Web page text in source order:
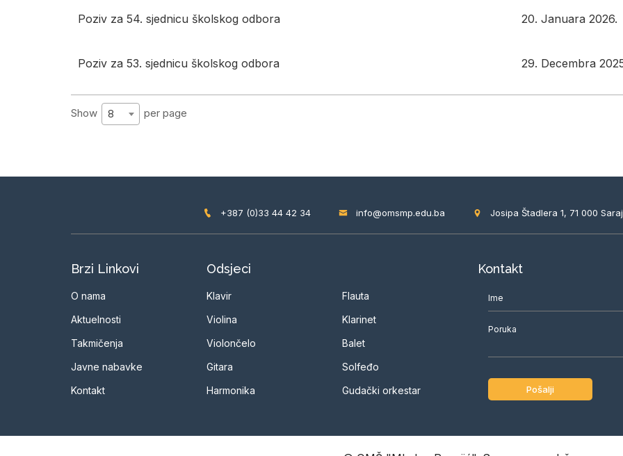
Poziv za 54. sjednicu školskog odbora 20. Januara 2026.
Poziv za 53. sjednicu školskog odbora 29. Decembra
Show 8 per page
+387 (0)33 44 42 34 info@omsmp.edu.ba Josipa Štadlera 1, 71 000
Brzi Linkovi
O nama
Aktuelnosti
Takmičenja
Javne nabavke
Kontakt
Odsjeci
Klavir
Violina
Violončelo
Gitara
Harmonika
Flauta
Klarinet
Balet
Solfeđo
Gudački orkestar
Kontakt